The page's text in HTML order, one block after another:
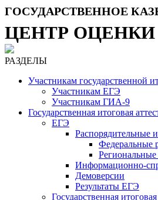
ГОСУДАРСТВЕННОЕ
ЦЕНТР ОЦЕНКИ
РАЗДЕЛЫ
Участникам государственной
Участникам ЕГЭ
Участникам ГИА-9
Государственная итоговая
ЕГЭ
Распорядительные
Федеральные
Информационно-
Демоверсии
Результаты ЕГЭ
Государственная